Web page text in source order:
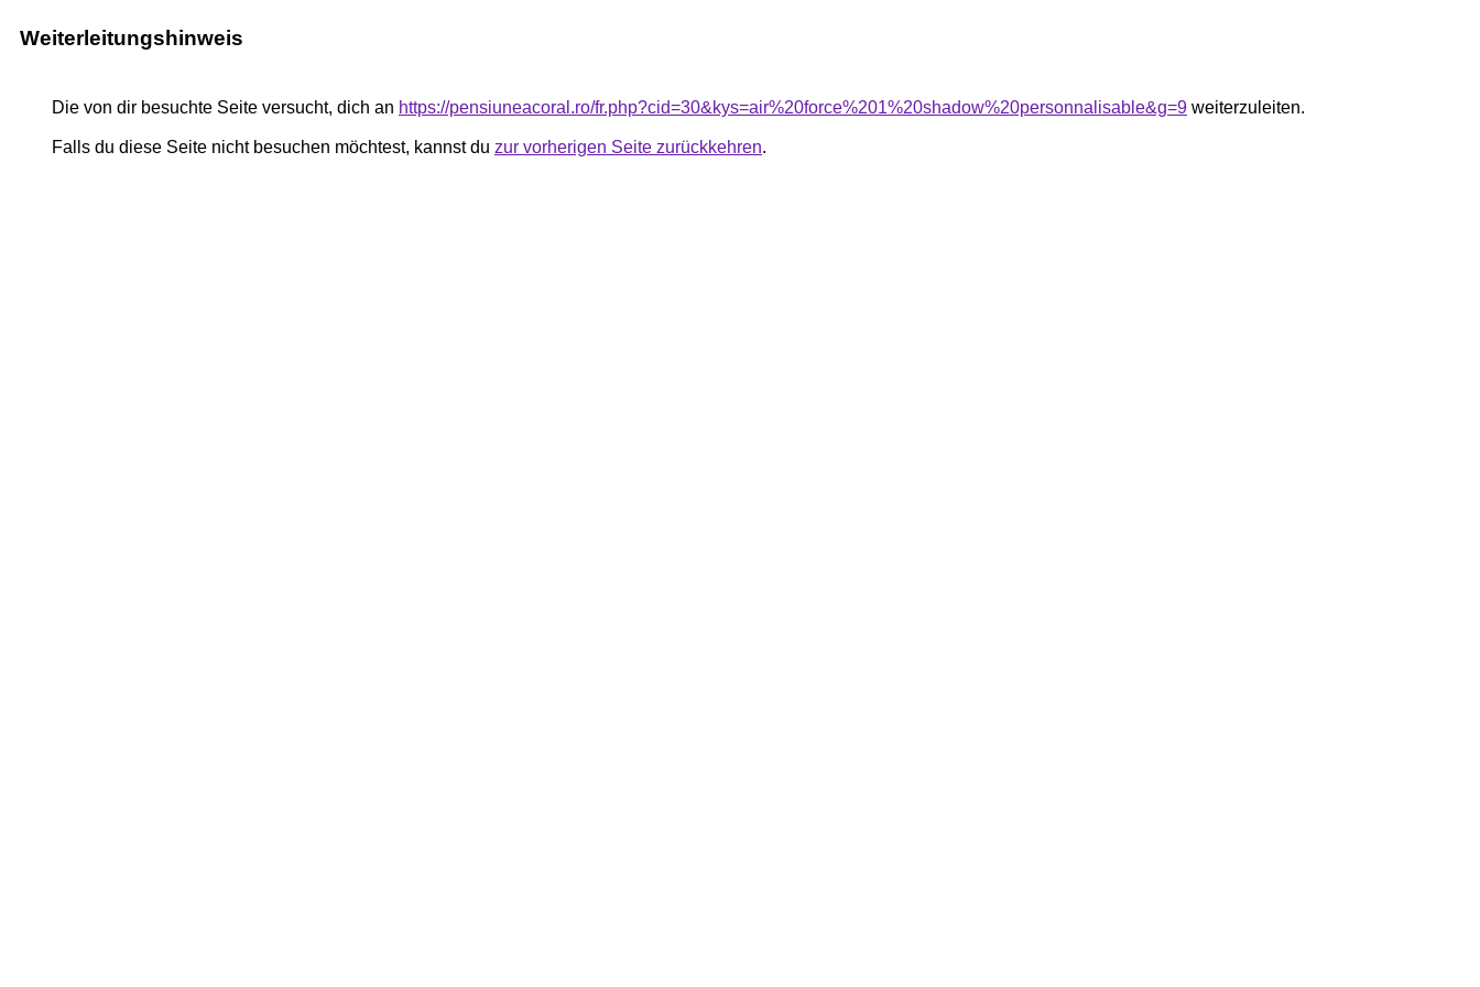
Weiterleitungshinweis
Die von dir besuchte Seite versucht, dich an https://pensiuneacoral.ro/fr.php?cid=30&kys=air%20force%201%20shadow%20personnalisable&g=9 weiterzuleiten.
Falls du diese Seite nicht besuchen möchtest, kannst du zur vorherigen Seite zurückkehren.